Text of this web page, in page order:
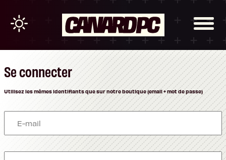
Se connecter
Utilisez les mêmes identifiants que sur notre boutique (email + mot de passe)